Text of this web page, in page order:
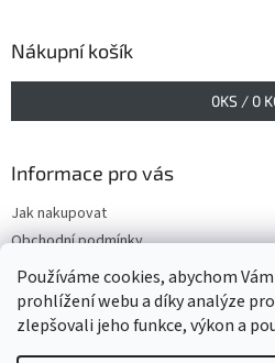
Používáme cookies, abychom
prohlížení webu a díky analýze
zlepšovali jeho funkce, výkon a
Nákupní košík
0KS / 0
Informace pro vás
Jak nakupovat
Obchodní podmínky
Podmínky ochrany osobních údajů